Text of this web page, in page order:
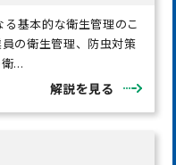
基本的な衛生管理のこ
の衛生管理、防虫対策
...
解説を見る